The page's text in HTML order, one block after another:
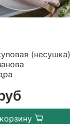
(несушка)